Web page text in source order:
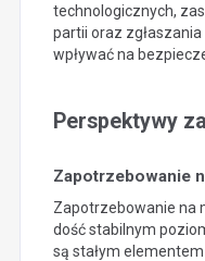
technologicznych,
partii oraz
wpływać na
Perspektywy
Zapotrzebowanie
Zapotrzebowanie na
dość stabilnym
są stałym